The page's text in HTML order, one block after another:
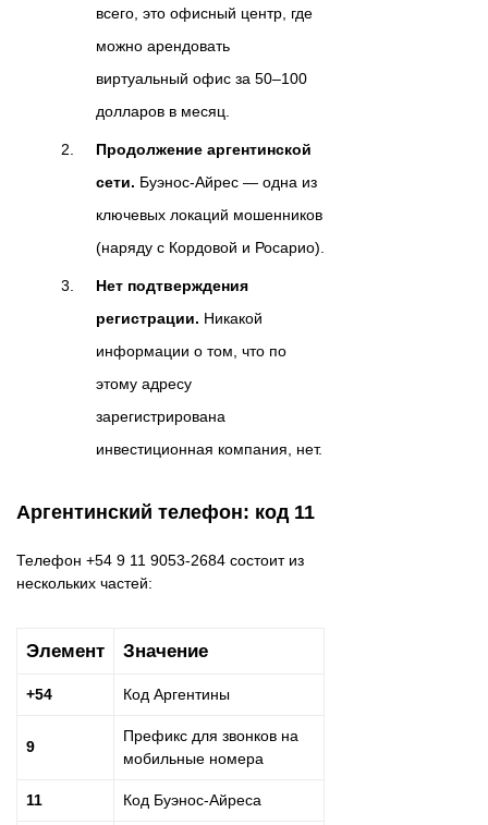
всего, это офисный центр, где
можно арендовать
виртуальный офис за 50–100
долларов в месяц.
Продолжение аргентинской
сети. Буэнос-Айрес — одна из
ключевых локаций мошенников
(наряду с Кордовой и Росарио).
Нет подтверждения
регистрации. Никакой
информации о том, что по
этому адресу
зарегистрирована
инвестиционная компания, нет.
Аргентинский телефон: код 11
Телефон +54 9 11 9053-2684 состоит из
нескольких частей:
Элемент Значение
+54 Код Аргентины
9
Префикс для звонков на
мобильные номера
11 Код Буэнос-Айреса